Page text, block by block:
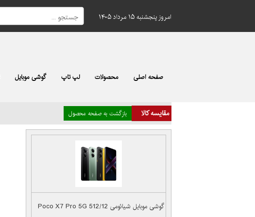
امروز پنجشنبه ۱۵ مرداد ۱۴۰۵
صفحه اصلی محصولات لپ تاپ گوشی موبایل
مقایسه کالا بازگشت به صفحه محصول
گوشی موبایل شیائومی Poco X7 Pro 5G 512/12